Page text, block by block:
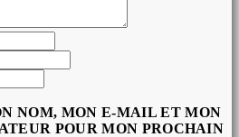
NOM, MON E-MAIL ET MON
POUR MON PROCHAIN